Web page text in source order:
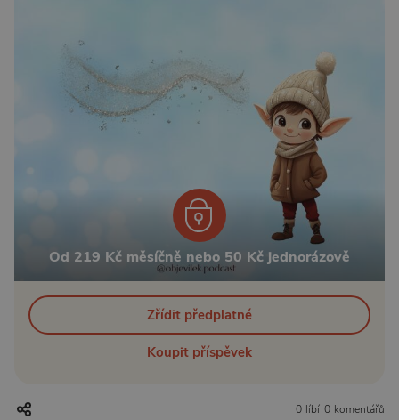
Od 219 Kč měsíčně nebo 50 Kč jednorázově
Zřídit předplatné
Koupit příspěvek
0 líbí 0 komentářů